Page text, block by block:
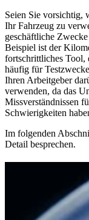
Seien Sie vorsichtig,
Ihr Fahrzeug zu
geschäftliche
Beispiel ist der
fortschrittliches Tool,
häufig für
Ihren Arbeitgeber
verwenden, da das
Missverständnissen
Schwierigkeiten
Im folgenden
Detail besprechen.